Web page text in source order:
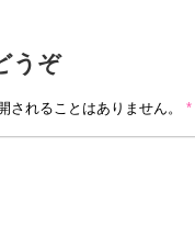
うぞ
されることはありません。 *